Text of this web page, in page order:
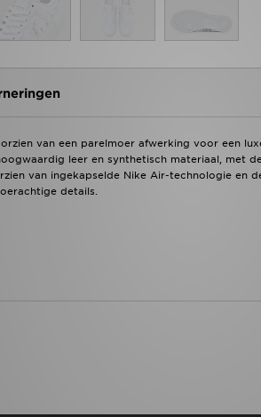
van een parelmoer afwerking voor een
leer en synthetisch materiaal, met
van ingekapselde Nike Air-technologie en
details.